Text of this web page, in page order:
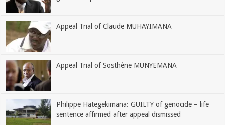
Appeal Trial of Claude MUHAYIMANA
Appeal Trial of Sosthène MUNYEMANA
Philippe Hategekimana: GUILTY of genocide – life
sentence affirmed after appeal dismissed